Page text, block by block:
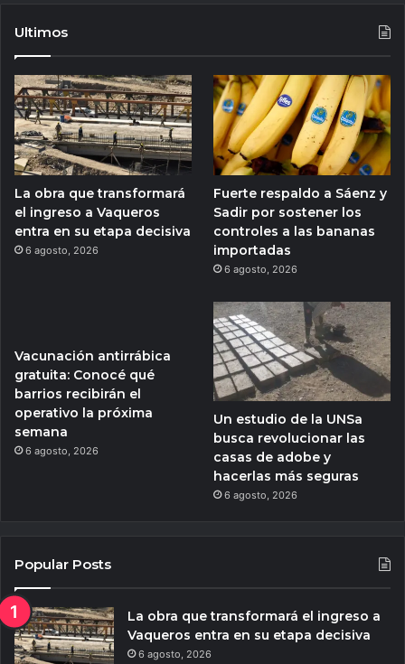
Ultimos
La obra que transformará
el ingreso a Vaqueros
entra en su etapa decisiva
6 agosto, 2026
Fuerte respaldo a Sáenz y
Sadir por sostener los
controles a las bananas
importadas
6 agosto, 2026
Vacunación antirrábica
gratuita: Conocé qué
barrios recibirán el
operativo la próxima
semana
6 agosto, 2026
Un estudio de la UNSa
busca revolucionar las
casas de adobe y
hacerlas más seguras
6 agosto, 2026
Popular Posts
La obra que transformará el ingreso a
Vaqueros entra en su etapa decisiva
6 agosto, 2026